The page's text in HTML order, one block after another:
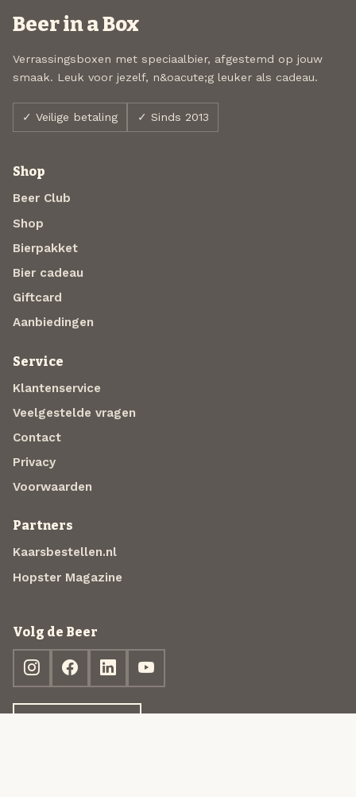
Beer in a Box
Verrassingsboxen met speciaalbier, afgestemd op jouw
smaak. Leuk voor jezelf, n&oacute;g leuker als cadeau.
✓ Veilige betaling ✓ Sinds 2013
Shop
Beer Club
Shop
Bierpakket
Bier cadeau
Giftcard
Aanbiedingen
Service
Klantenservice
Veelgestelde vragen
Contact
Privacy
Voorwaarden
Partners
Kaarsbestellen.nl
Hopster Magazine
Volg de Beer